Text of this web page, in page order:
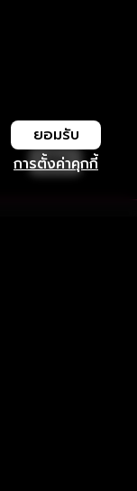
การตั้งค่าคุกกี้
ยอมรับ
เปิด